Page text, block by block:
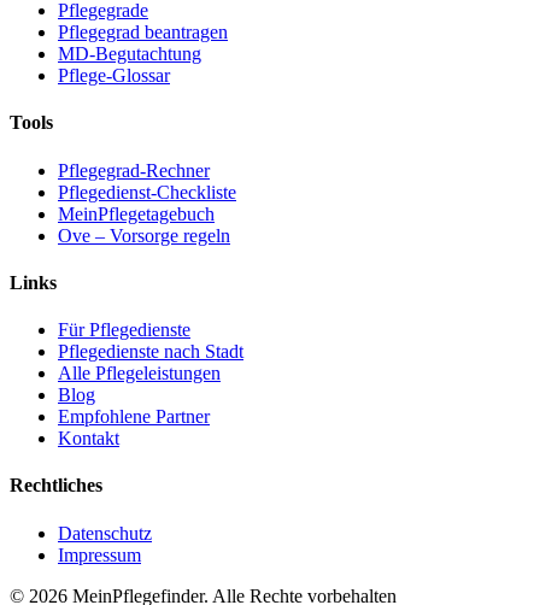
Pflegegrade
Pflegegrad beantragen
MD-Begutachtung
Pflege-Glossar
Tools
Pflegegrad-Rechner
Pflegedienst-Checkliste
MeinPflegetagebuch
Ove – Vorsorge regeln
Links
Für Pflegedienste
Pflegedienste nach Stadt
Alle Pflegeleistungen
Blog
Empfohlene Partner
Kontakt
Rechtliches
Datenschutz
Impressum
© 2026 MeinPflegefinder. Alle Rechte vorbehalten